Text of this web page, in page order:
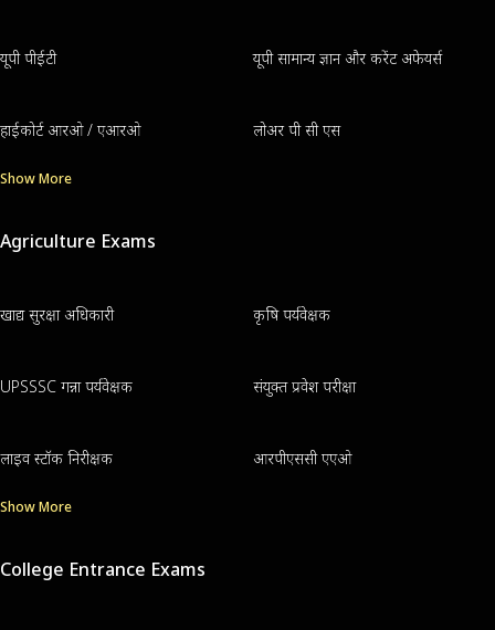
यूपी पीईटी यूपी सामान्य ज्ञान और करेंट अफेयर्स
हाईकोर्ट आरओ / एआरओ लोअर पी सी एस
Show More
Agriculture Exams
खाद्य सुरक्षा अधिकारी कृषि पर्यवेक्षक
UPSSSC गन्ना पर्यवेक्षक संयुक्त प्रवेश परीक्षा
लाइव स्टॉक निरीक्षक आरपीएससी एएओ
Show More
College Entrance Exams